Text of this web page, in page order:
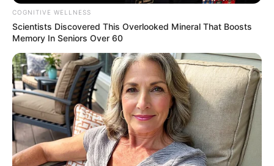
COGNITIVE WELLNESS
Scientists Discovered This Overlooked Mineral That Boosts
Memory In Seniors Over 60